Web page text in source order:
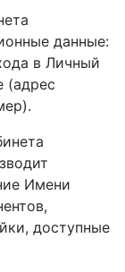
данные:
в Личный
(адрес
Имени
доступные